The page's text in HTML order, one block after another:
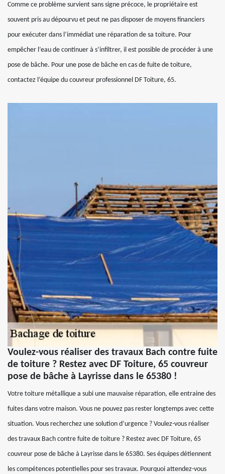
Comme ce problème survient sans signe précoce, le propriétaire est
souvent pris au dépourvu et peut ne pas disposer de moyens financiers
pour exécuter dans l’immédiat une réparation de sa toiture. Pour
empêcher l’eau de continuer à s’infiltrer, il est possible de procéder à une
pose de bâche. Pour une pose de bâche en cas de fuite de toiture,
contactez l’équipe du couvreur professionnel DF Toiture, 65.
Voulez-vous réaliser des travaux Bach contre fuite
de toiture ? Restez avec DF Toiture, 65 couvreur
pose de bâche à Layrisse dans le 65380 !
Votre toiture métallique a subi une mauvaise réparation, elle entraine des
fuites dans votre maison. Vous ne pouvez pas rester longtemps avec cette
situation. Vous recherchez une solution d’urgence ? Voulez-vous réaliser
des travaux Bach contre fuite de toiture ? Restez avec DF Toiture, 65
couvreur pose de bâche à Layrisse dans le 65380. Ses équipes détiennent
les compétences potentielles pour ses travaux. Pourquoi attendez-vous